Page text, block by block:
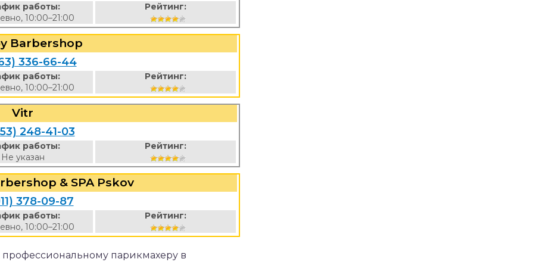
работы:
10:00–21:00
Рейтинг:
Barbershop
336-66-44
работы:
10:00–21:00
Рейтинг:
Vitr
248-41-03
работы:
Не указан
Рейтинг:
& SPA Pskov
378-09-87
работы:
10:00–21:00
Рейтинг:
парикмахеру в